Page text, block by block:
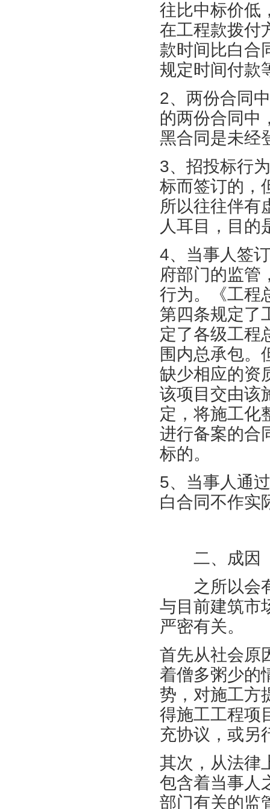
往比中标价低
在工程款拨付
款时间比白合
规定时间付款
2、两份合同
的两份合同中
黑合同是未经
3、招投标行
标而签订的，
所以往往伴有
人耳目，目的
4、当事人签
府部门的监管
行为。《工程
第四条规定了
定了各级工程
围内总承包。
缺少相应的资
该项目交由该
定，将施工化
进行备案的合
标的。
5、当事人通
白合同不作实
二、成因
之所以会有
与目前建筑市
严密有关。
首先从社会原
着僧多粥少的
势，对施工方
得施工工程项
充协议，或另
其次，从法律
包含着当事人
部门有关的监